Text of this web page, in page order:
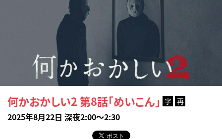
何かおかしい2 第8話「めいこん」 字 再
2025年8月22日 深夜2:00～2:30